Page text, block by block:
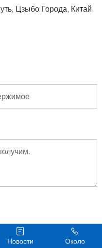
Цзыбо Города, Китай
Новости Около